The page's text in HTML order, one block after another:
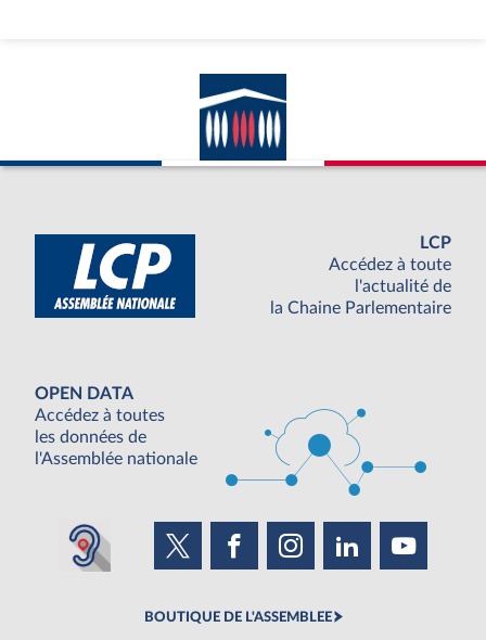
LCP
Accédez à toute
l'actualité de
la Chaine Parlementaire
OPEN DATA
Accédez à toutes
les données de
l'Assemblée nationale
BOUTIQUE DE L'ASSEMBLEE